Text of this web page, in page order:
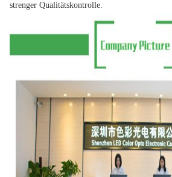
strenger Qualitätskontrolle.